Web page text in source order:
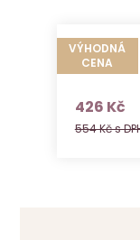
VÝHODNÁ
CENA
Flavocel
426 Kčs
554 Kč s